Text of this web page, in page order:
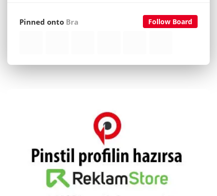
Follow Board
Pinned onto Bra